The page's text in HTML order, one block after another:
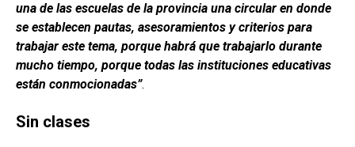
una de las escuelas de la provincia una circular en donde
se establecen pautas, asesoramientos y criterios para
trabajar este tema, porque habrá que trabajarlo durante
mucho tiempo, porque todas las instituciones educativas
están conmocionadas”.
Sin clases